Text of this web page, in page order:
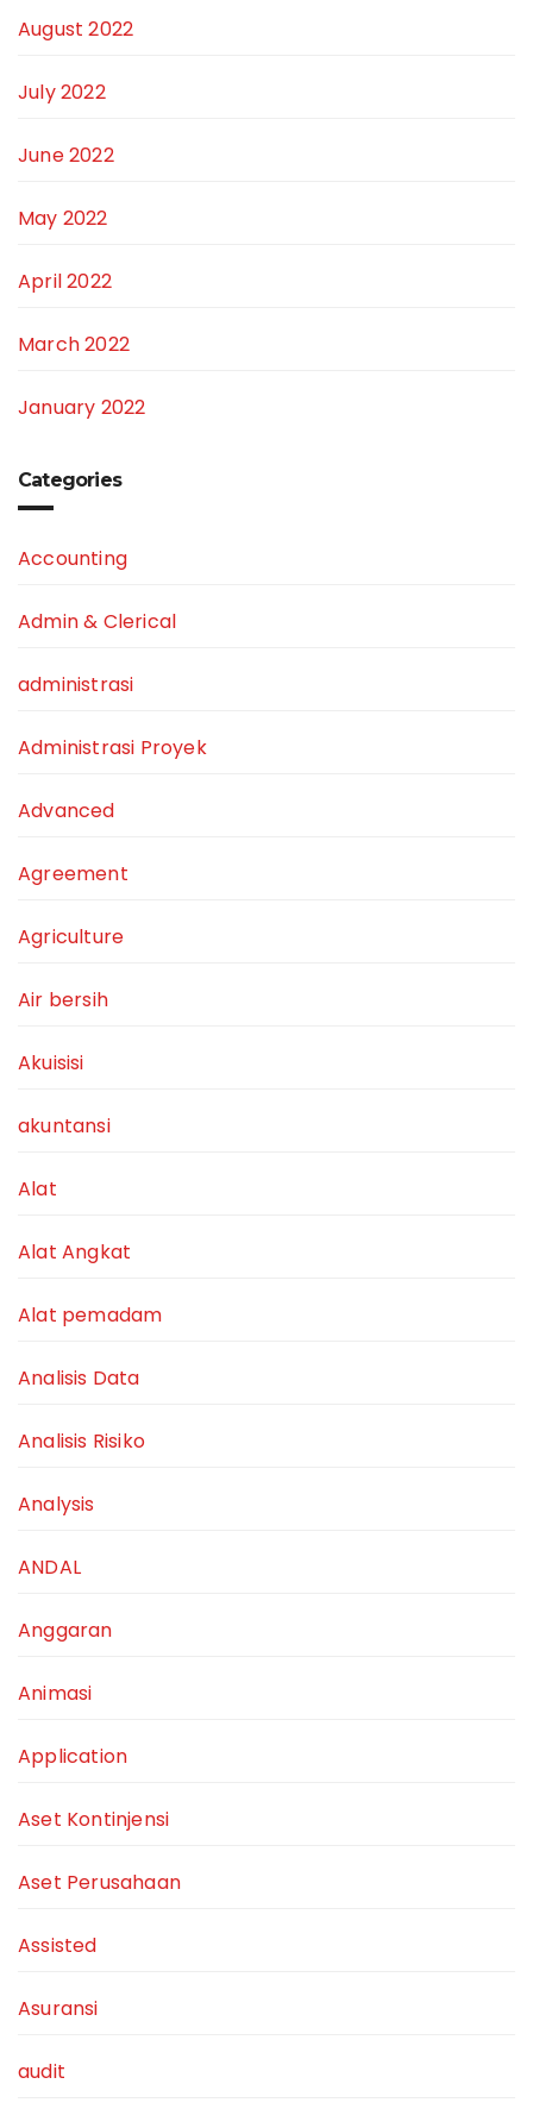
August 2022
July 2022
June 2022
May 2022
April 2022
March 2022
January 2022
Categories
Accounting
Admin & Clerical
administrasi
Administrasi Proyek
Advanced
Agreement
Agriculture
Air bersih
Akuisisi
akuntansi
Alat
Alat Angkat
Alat pemadam
Analisis Data
Analisis Risiko
Analysis
ANDAL
Anggaran
Animasi
Application
Aset Kontinjensi
Aset Perusahaan
Assisted
Asuransi
audit